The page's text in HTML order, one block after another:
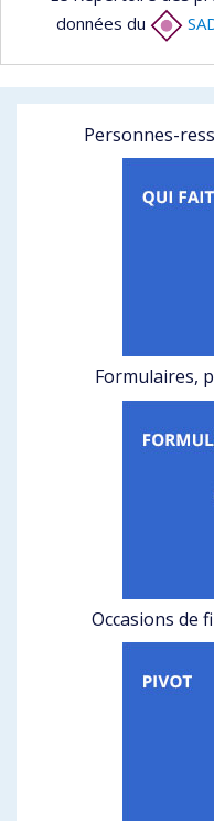
données du
Personnes-
Formulaires,
Occasions de